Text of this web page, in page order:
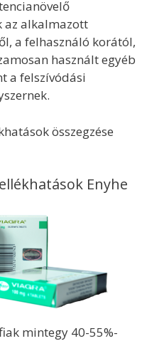
az alkalmazott
a felhasználó korától,
használt egyéb
a felszívódási
összegzése
Enyhe
mintegy 40-55%-